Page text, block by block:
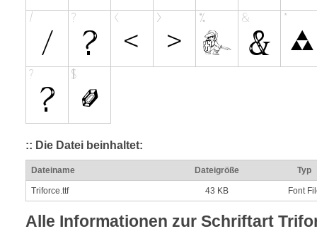
:: Die Datei beinhaltet:
Dateiname Dateigröße Typ
Triforce.ttf 43 KB Font
Alle Informationen zur Schriftart